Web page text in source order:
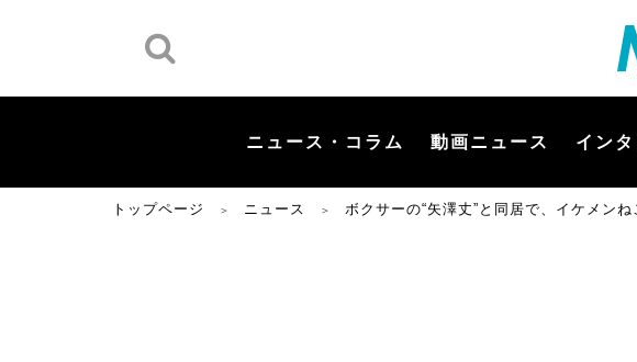
ニュース・コラム 動画ニュース イン
トップページ ＞ ニュース ＞ ボクサーの“矢澤丈”と同居で、イケメン